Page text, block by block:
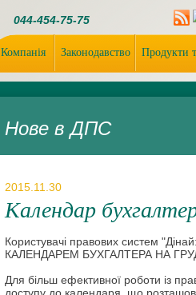
044-454-75-75
Компанія Законодавство Продукти
Нове в ДПС
2015.11.30
Календар
Користувачі правових систем
КАЛЕНДАРЕМ БУХГАЛТЕРА НА
Для більш ефективної роботи із